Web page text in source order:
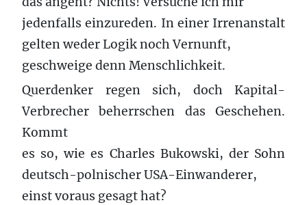
jedenfalls einzureden. In einer Irrenanstalt
gelten weder Logik noch Vernunft,
geschweige denn Menschlichkeit.
Querdenker regen sich, doch Kapital-
Verbrecher beherrschen das Geschehen.
Kommt
es so, wie es Charles Bukowski, der Sohn
deutsch-polnischer USA-Einwanderer,
einst voraus gesagt hat?